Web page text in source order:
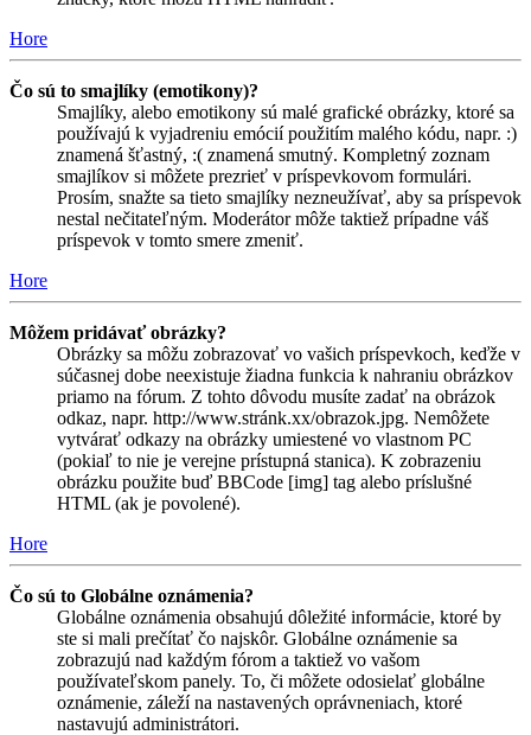
Hore
Čo sú to smajlíky (emotikony)?
Smajlíky, alebo emotikony sú malé grafické obrázky, ktoré sa
používajú k vyjadreniu emócií použitím malého kódu, napr. :)
znamená šťastný, :( znamená smutný. Kompletný zoznam
smajlíkov si môžete prezrieť v príspevkovom formulári.
Prosím, snažte sa tieto smajlíky nezneužívať, aby sa príspevok
nestal nečitateľným. Moderátor môže taktiež prípadne váš
príspevok v tomto smere zmeniť.
Hore
Môžem pridávať obrázky?
Obrázky sa môžu zobrazovať vo vašich príspevkoch, keďže v
súčasnej dobe neexistuje žiadna funkcia k nahraniu obrázkov
priamo na fórum. Z tohto dôvodu musíte zadať na obrázok
odkaz, napr. http://www.stránk.xx/obrazok.jpg. Nemôžete
vytvárať odkazy na obrázky umiestené vo vlastnom PC
(pokiaľ to nie je verejne prístupná stanica). K zobrazeniu
obrázku použite buď BBCode [img] tag alebo príslušné
HTML (ak je povolené).
Hore
Čo sú to Globálne oznámenia?
Globálne oznámenia obsahujú dôležité informácie, ktoré by
ste si mali prečítať čo najskôr. Globálne oznámenie sa
zobrazujú nad každým fórom a taktiež vo vašom
používateľskom panely. To, či môžete odosielať globálne
oznámenie, záleží na nastavených oprávneniach, ktoré
nastavujú administrátori.